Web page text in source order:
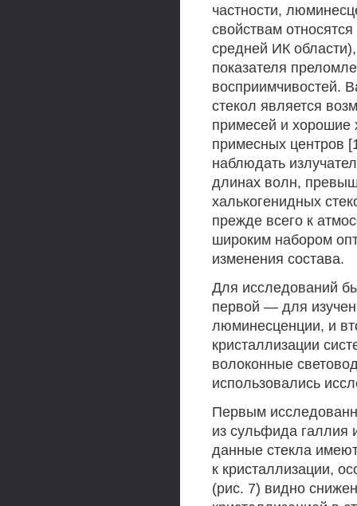
частности,
свойствам
средней ИК
показателя
восприимчивостей.
стекол является
примесей и хорошие
примесных центров
наблюдать
длинах волн,
халькогенидных
прежде всего к
широким набором
изменения состава.
Для исследований
первой — для
люминесценции, и
кристаллизации
волоконные
использовались
Первым
из сульфида галлия
данные стекла
к кристаллизации,
(рис. 7) видно